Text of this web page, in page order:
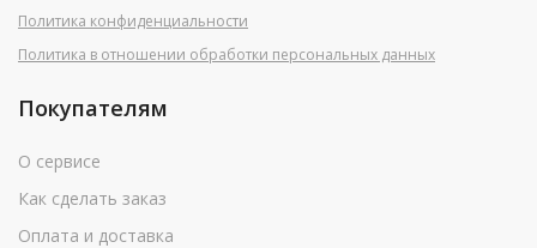
Политика конфиденциальности
Политика в отношении обработки персональных данных
Покупателям
О сервисе
Как сделать заказ
Оплата и доставка